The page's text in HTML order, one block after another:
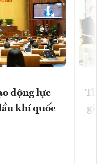
động lực
khí quốc